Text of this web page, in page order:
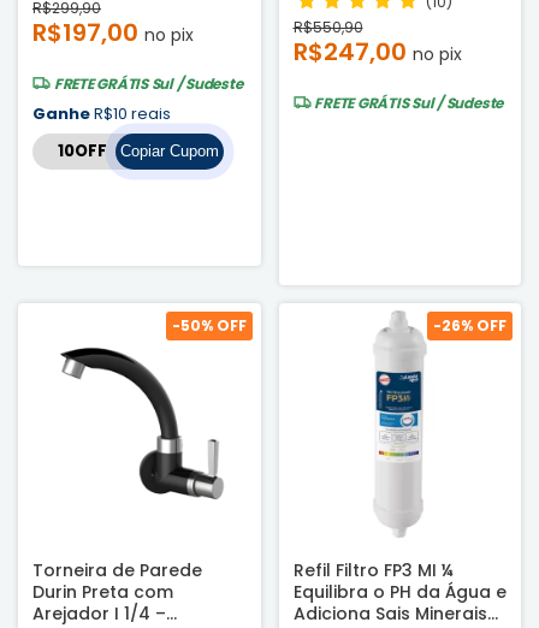
R$299,90
R$197,00 no pix
FRETE GRÁTISSul / Sudeste
GanheR$10 reais
Copiar Cupom
R$550,90
R$247,00 no pix
FRETE GRÁTISSul / Sudeste
-50% OFF
Torneira de Parede
Durin Preta com
Arejador I 1/4 –
-26% OFF
Refil Filtro FP3 MI ¼
Equilibra o PH da Água e
Adiciona Sais Minerais